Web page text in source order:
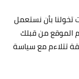
تخولنا بأن نستعمل
الموقع من قبلك
تتلاءم مع سياسة